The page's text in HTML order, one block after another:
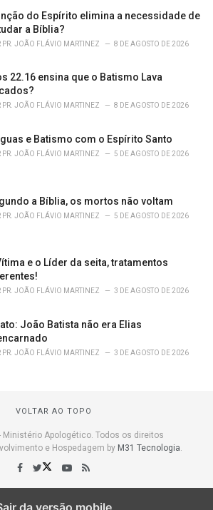
do Espírito elimina a necessidade de
a Bíblia?
PR. JOÃO FLÁVIO MARTINEZ 8 DE AGOSTO DE 2026
22.16 ensina que o Batismo Lava
PR. JOÃO FLÁVIO MARTINEZ 8 DE AGOSTO DE 2026
e Batismo com o Espírito Santo
PR. JOÃO FLÁVIO MARTINEZ 5 DE AGOSTO DE 2026
a Bíblia, os mortos não voltam
PR. JOÃO FLÁVIO MARTINEZ 5 DE AGOSTO DE 2026
e o Líder da seita, tratamentos
PR. JOÃO FLÁVIO MARTINEZ 3 DE AGOSTO DE 2026
João Batista não era Elias
PR. JOÃO FLÁVIO MARTINEZ 3 DE AGOSTO DE 2026
VOLTAR AO TOPO
Ministério Apologético. Todos os direitos
e Hospedagem by M31 Tecnologia
da versão mobile